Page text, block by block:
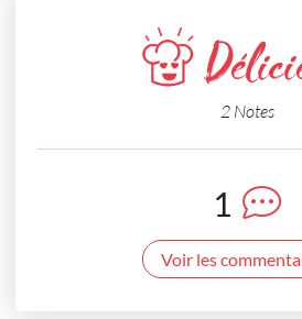
2 Notes
1
Voir les